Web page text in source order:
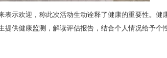
表示欢迎，称此次活动生动诠释了健康的重要性。健
提供健康监测，解读评估报告，结合个人情况给予个